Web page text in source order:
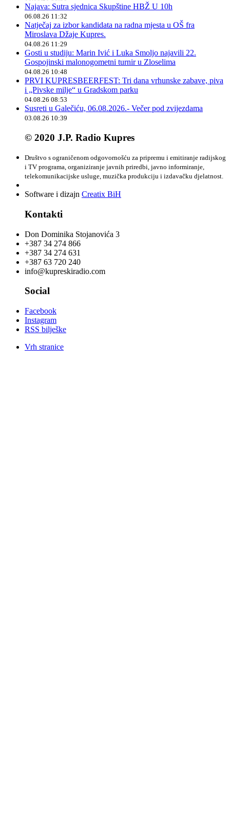
Najava: Sutra sjednica Skupštine HBŽ U 10h
06.08.26 11:32
Natječaj za izbor kandidata na radna mjesta u OŠ fra
Miroslava Džaje Kupres.
04.08.26 11:29
Gosti u studiju: Marin Ivić i Luka Smoljo najavili 22.
Gospojinski malonogometni turnir u Zloselima
04.08.26 10:48
PRVI KUPRESBEERFEST: Tri dana vrhunske zabave, piva
i „Pivske milje“ u Gradskom parku
04.08.26 08:53
Susreti u Galečiću, 06.08.2026.- Večer pod zvijezdama
03.08.26 10:39
© 2020 J.P. Radio Kupres
Društvo s ograničenom odgovornošću za pripremu i emitiranje radijskog
i TV programa, organiziranje javnih priredbi, javno informiranje,
telekomunikacijske usluge, muzička produkciju i izdavačku djelatnost.
Software i dizajn Creatix BiH
Kontakti
Don Dominika Stojanovića 3
+387 34 274 866
+387 34 274 631
+387 63 720 240
info@kupreskiradio.com
Social
Facebook
Instagram
RSS bilješke
Vrh stranice